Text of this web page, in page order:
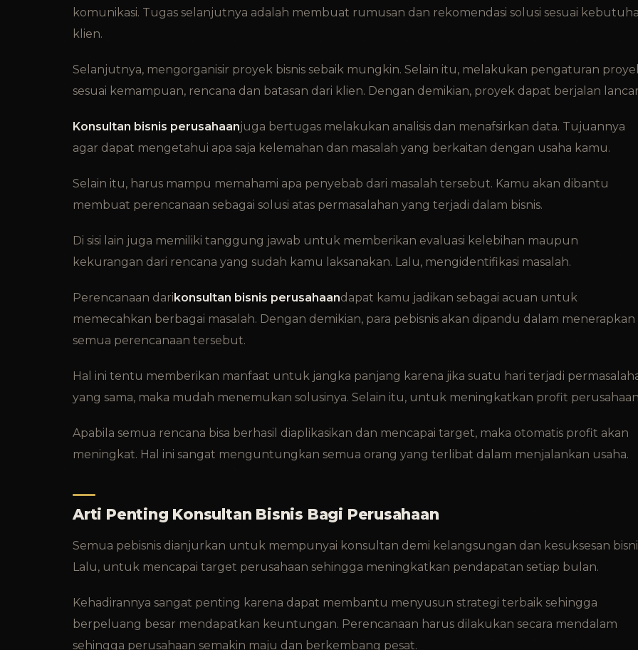
komunikasi. Tugas selanjutnya adalah membuat rumusan dan rekomendasi solusi sesuai
klien.
Selanjutnya, mengorganisir proyek bisnis sebaik mungkin. Selain itu, melakukan pengaturan
sesuai kemampuan, rencana dan batasan dari klien. Dengan demikian, proyek dapat berjalan
Konsultan bisnis perusahaanjuga bertugas melakukan analisis dan menafsirkan data. Tujuannya
agar dapat mengetahui apa saja kelemahan dan masalah yang berkaitan dengan usaha kamu.
Selain itu, harus mampu memahami apa penyebab dari masalah tersebut. Kamu akan dibantu
membuat perencanaan sebagai solusi atas permasalahan yang terjadi dalam bisnis.
Di sisi lain juga memiliki tanggung jawab untuk memberikan evaluasi kelebihan maupun
kekurangan dari rencana yang sudah kamu laksanakan. Lalu, mengidentifikasi masalah.
Perencanaan darikonsultan bisnis perusahaandapat kamu jadikan sebagai acuan untuk
memecahkan berbagai masalah. Dengan demikian, para pebisnis akan dipandu dalam menerapkan
semua perencanaan tersebut.
Hal ini tentu memberikan manfaat untuk jangka panjang karena jika suatu hari terjadi
yang sama, maka mudah menemukan solusinya. Selain itu, untuk meningkatkan profit
Apabila semua rencana bisa berhasil diaplikasikan dan mencapai target, maka otomatis profit akan
meningkat. Hal ini sangat menguntungkan semua orang yang terlibat dalam menjalankan usaha.
Arti Penting Konsultan Bisnis Bagi Perusahaan
Semua pebisnis dianjurkan untuk mempunyai konsultan demi kelangsungan dan kesuksesan
Lalu, untuk mencapai target perusahaan sehingga meningkatkan pendapatan setiap bulan.
Kehadirannya sangat penting karena dapat membantu menyusun strategi terbaik sehingga
berpeluang besar mendapatkan keuntungan. Perencanaan harus dilakukan secara mendalam
sehingga perusahaan semakin maju dan berkembang pesat.